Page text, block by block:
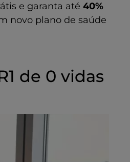
e garanta até40%
novo plano de saúde
de 0 vidas